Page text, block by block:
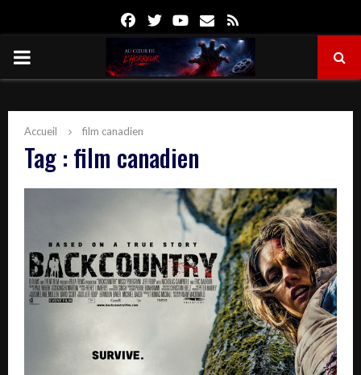
FacebookTwitterYoutube
Email
PRIMARY
Accueil film canadien
Tag : film canadien